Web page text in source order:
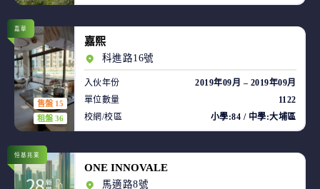
售盤 15
租盤 36
嘉華
嘉熙
科進路16號
入伙年份
2019年09月 – 2019年09月
單位數量
1122
校網/校區
小學:84 / 中學:大埔區
恒基兆業
ONE INNOVALE
馬適路8號